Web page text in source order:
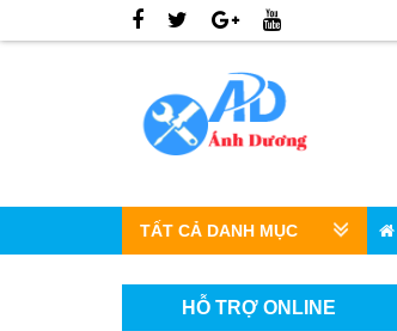
TẤT CẢ DANH MỤC
HỖ TRỢ ONLINE